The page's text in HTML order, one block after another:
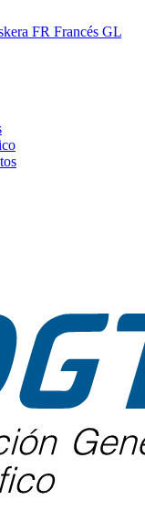
FR Francés GL